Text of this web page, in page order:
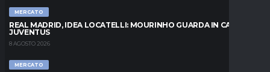
MERCATO
REAL MADRID, IDEA LOCATELLI: MOURINHO GUARDA IN CASA
JUVENTUS
8 AGOSTO 2026
MERCATO